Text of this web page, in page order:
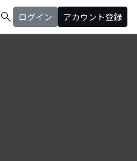
search ログイン アカウント登録